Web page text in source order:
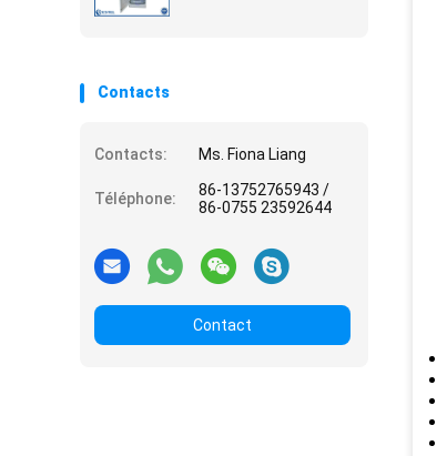
Contacts
Contacts: Ms. Fiona Liang
Téléphone:
86-13752765943 /
86-0755 23592644
Contact